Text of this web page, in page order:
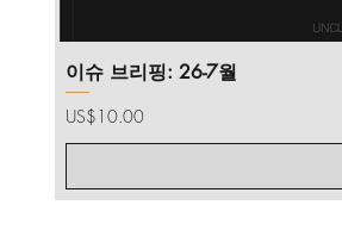
이슈 브리핑: 26-7월
가격
US$10.00